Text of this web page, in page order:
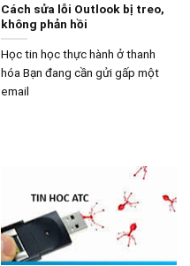
Cách sửa lỗi Outlook bị treo,
không phản hồi
Học tin học thực hành ở thanh
hóa Bạn đang cần gửi gấp một
email